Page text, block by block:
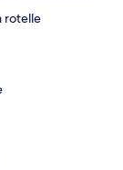
rotelle